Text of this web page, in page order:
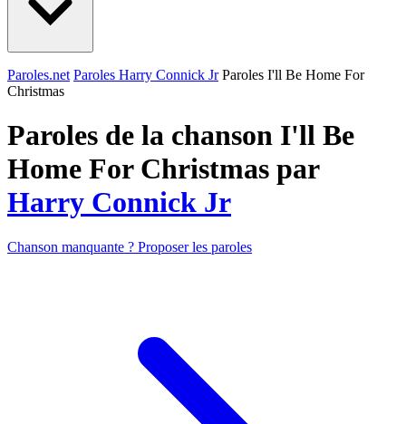
Paroles.net Paroles Harry Connick Jr Paroles I'll Be Home For
Christmas
Paroles de la chanson I'll Be
Home For Christmas par
Harry Connick Jr
Chanson manquante ? Proposer les paroles